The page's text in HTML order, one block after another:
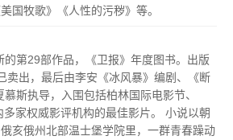
国牧歌》《人性的污秽》等。
的第29部作品，《卫报》年度图书。出版
卖出，最后由李安《冰风暴》编剧、《断
斯执导，入围包括柏林国际电影节、
家权威影评机构的最佳影片。 小说以朝
亥俄州北部温士堡学院里，一群青春躁动